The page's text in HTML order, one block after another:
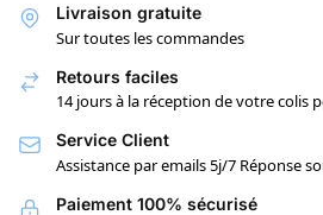
Livraison gratuite
Sur toutes les commandes
Retours faciles
14 jours à la réception de votre colis
Service Client
Assistance par emails 5j/7 Réponse
Paiement 100% sécurisé